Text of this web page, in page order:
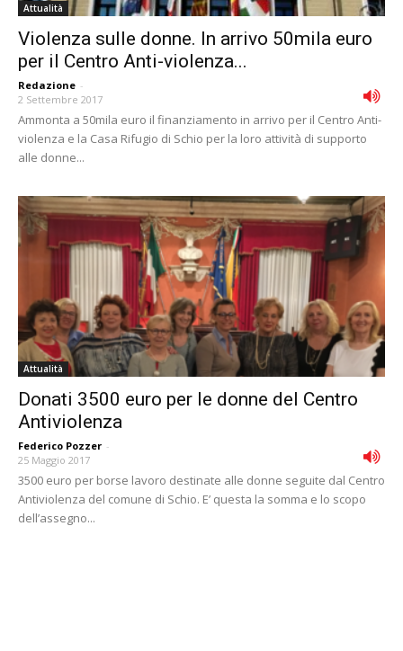
Attualità
Violenza sulle donne. In arrivo 50mila euro
per il Centro Anti-violenza...
Redazione -
2 Settembre 2017
Ammonta a 50mila euro il finanziamento in arrivo per il Centro Anti-
violenza e la Casa Rifugio di Schio per la loro attività di supporto
alle donne...
Attualità
Donati 3500 euro per le donne del Centro
Antiviolenza
Federico Pozzer -
25 Maggio 2017
3500 euro per borse lavoro destinate alle donne seguite dal Centro
Antiviolenza del comune di Schio. E’ questa la somma e lo scopo
dell’assegno...